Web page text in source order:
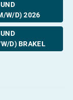
W/D) 2026
D) BRAKEL